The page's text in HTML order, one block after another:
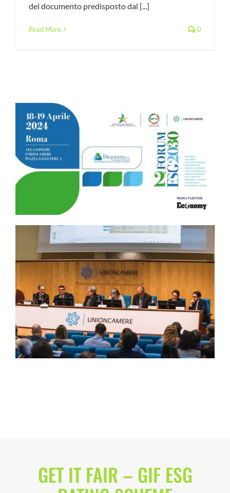
del documento predisposto dal [...]
Read More 0
GET IT FAIR – GIF ESG